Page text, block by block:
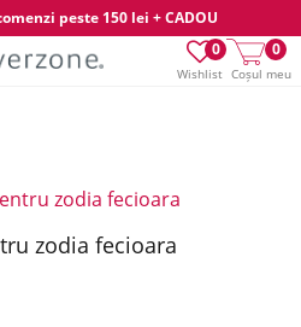
peste 150 lei + CADOU
Wishlist
0
Coșul meu
0
zodia fecioara